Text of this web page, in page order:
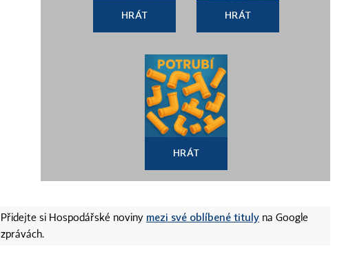
HRÁT HRÁT
HRÁT
Přidejte si Hospodářské noviny mezi své oblíbené tituly na Google
zprávách.